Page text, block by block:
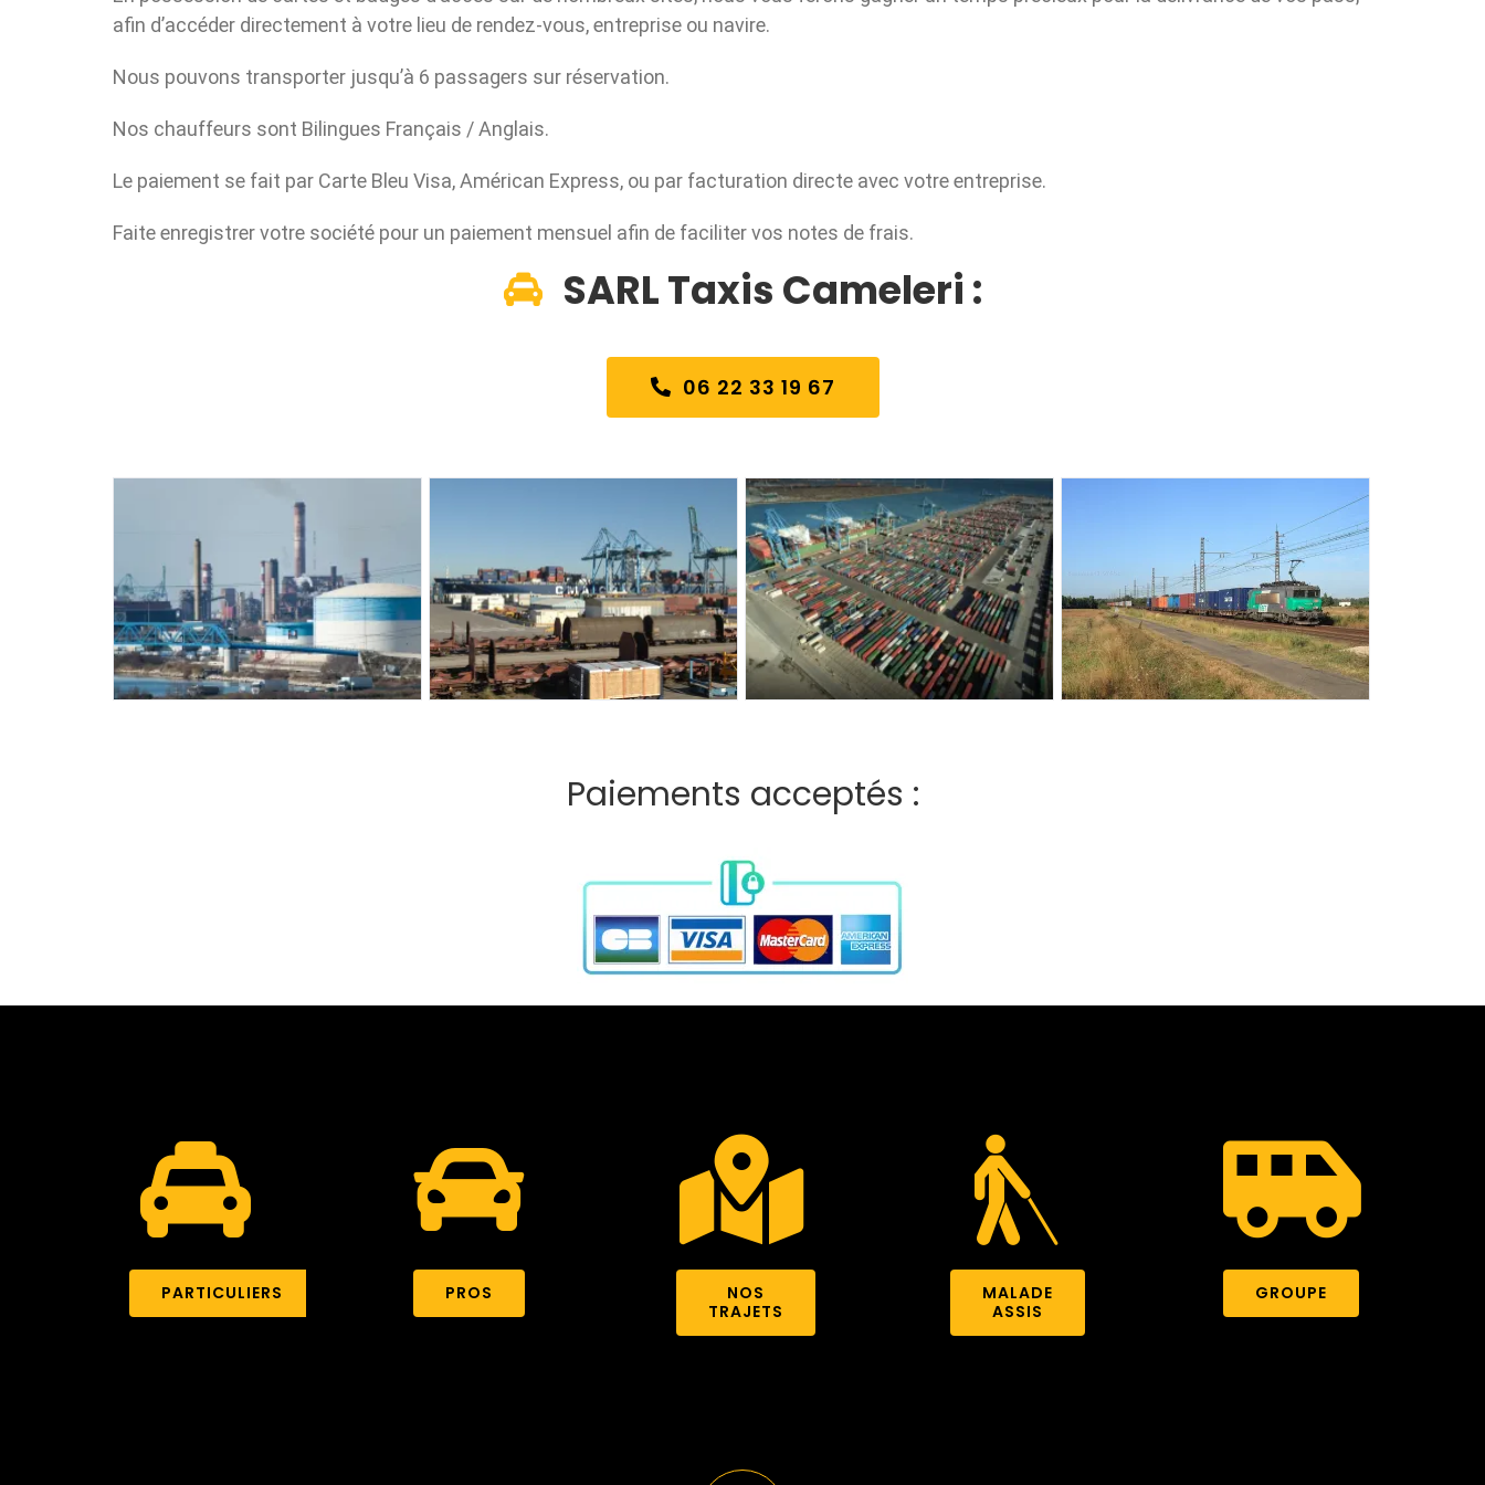
afin d’accéder directement à votre lieu de rendez-vous, entreprise ou navire.
Nous pouvons transporter jusqu’à 6 passagers sur réservation.
Nos chauffeurs sont Bilingues Français / Anglais.
Le paiement se fait par Carte Bleu Visa, Américan Express, ou par facturation directe avec votre entreprise.
Faite enregistrer votre société pour un paiement mensuel afin de faciliter vos notes de frais.
SARL Taxis Cameleri :
06 22 33 19 67
Paiements acceptés :
PARTICULIERS PROS
NOS
TRAJETS
MALADE
ASSIS
GROUPE